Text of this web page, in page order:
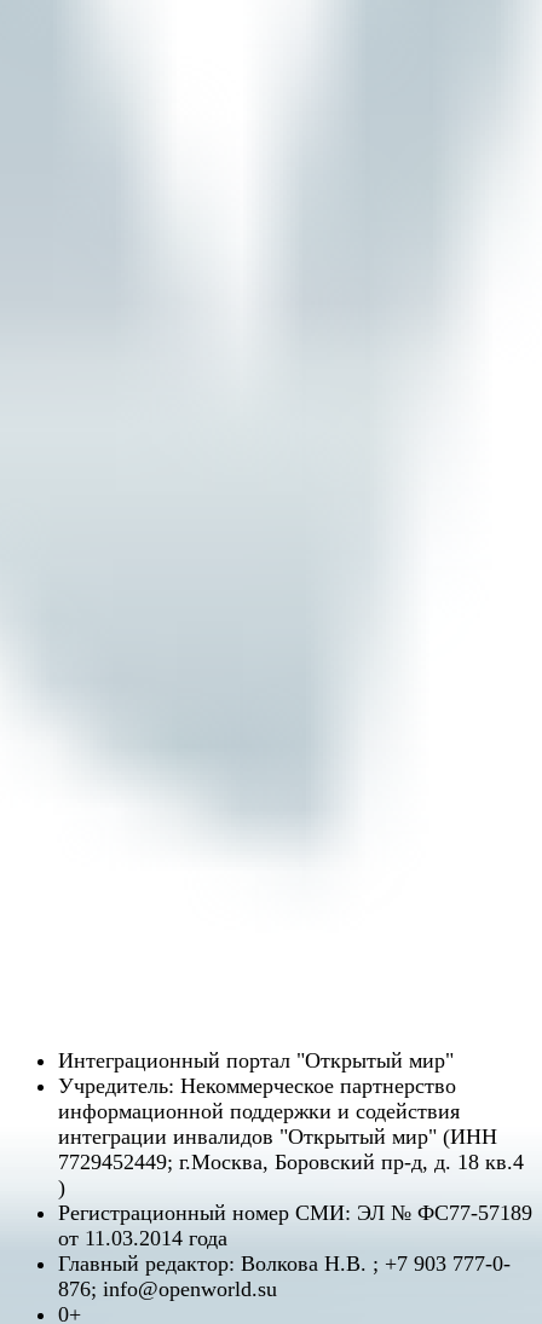
Интеграционный портал "Открытый мир"
Учредитель: Некоммерческое партнерство
информационной поддержки и содействия
интеграции инвалидов "Открытый мир" (ИНН
7729452449; г.Москва, Боровский пр-д, д. 18 кв.4
)
Регистрационный номер СМИ: ЭЛ № ФС77-57189
от 11.03.2014 года
Главный редактор: Волкова Н.В. ; +7 903 777-0-
876; info@openworld.su
0+